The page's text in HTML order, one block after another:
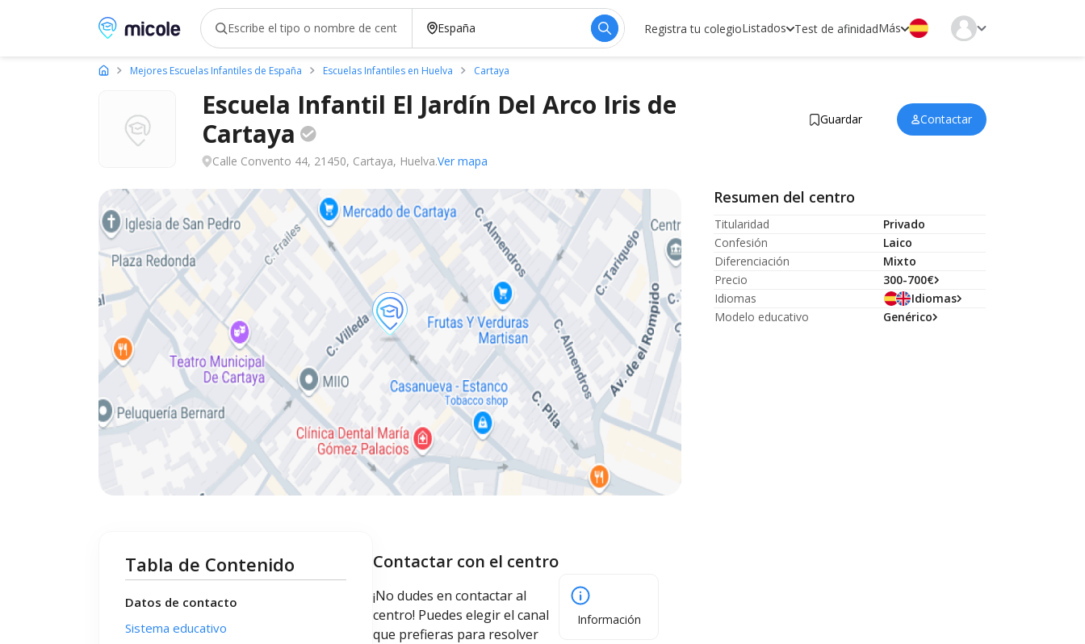
Micole, buscador de colegios Registra tu colegioListados Test de afinidadMás
Mejores Escuelas Infantiles de España Escuelas Infantiles en Huelva Cartaya
Escuela Infantil El Jardín Del Arco Iris de
Cartaya
Guardar Contactar
Calle Convento 44, 21450, Cartaya, Huelva.Ver mapa
Resumen del centro
Titularidad
Privado
Confesión
Laico
Diferenciación
Mixto
Precio
300-700€
Idiomas
Idiomas
Modelo educativo
Genérico
Tabla de Contenido
Datos de contacto
Sistema educativo
Contactar con el centro
¡No dudes en contactar al
centro! Puedes elegir el canal
que prefieras para resolver
Información